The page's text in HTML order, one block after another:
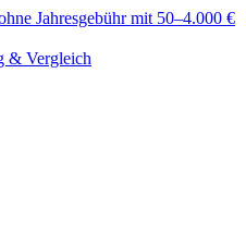
Jahresgebühr mit 50–4.000 €
& Vergleich